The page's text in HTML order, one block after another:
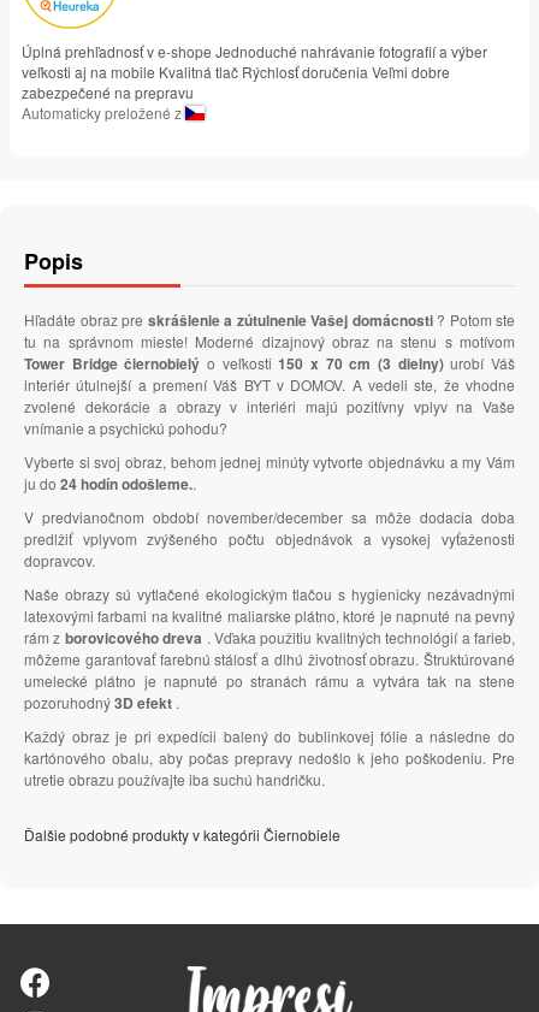
Úplná prehľadnosť v e-shope Jednoduché nahrávanie fotografií a výber
veľkosti aj na mobile Kvalitná tlač Rýchlosť doručenia Veľmi dobre
zabezpečené na prepravu
Automaticky preložené z
Popis
Hľadáte obraz pre skrášlenie a zútulnenie Vašej domácnosti ? Potom ste
tu na správnom mieste! Moderné dizajnový obraz na stenu s motívom
Tower Bridge čiernobielý o veľkosti150 x 70 cm (3 dielny)urobí Váš
interiér útulnejší a premení Váš BYT v DOMOV. A vedeli ste, že vhodne
zvolené dekorácie a obrazy v interiéri majú pozitívny vplyv na Vaše
vnímanie a psychickú pohodu?
Vyberte si svoj obraz, behom jednej minúty vytvorte objednávku a my Vám
ju do 24 hodín odošleme..
V predvianočnom období november/december sa môže dodacia doba
predlžiť vplyvom zvýšeného počtu objednávok a vysokej vyťaženosti
dopravcov.
Naše obrazy sú vytlačené ekologickým tlačou s hygienicky nezávadnými
latexovými farbami na kvalitné maliarske plátno, ktoré je napnuté na pevný
rám z borovicového dreva . Vďaka použitiu kvalitných technológií a farieb,
môžeme garantovať farebnú stálosť a dlhú životnosť obrazu. Štruktúrované
umelecké plátno je napnuté po stranách rámu a vytvára tak na stene
pozoruhodný3D efekt .
Každý obraz je pri expedícii balený do bublinkovej fólie a následne do
kartónového obalu, aby počas prepravy nedošlo k jeho poškodeniu. Pre
utretie obrazu používajte iba suchú handričku.
Ďalšie podobné produkty v kategórii Čiernobiele